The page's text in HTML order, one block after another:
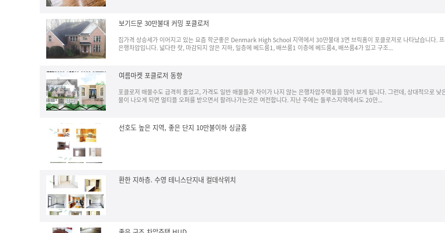
보기드문 30만불대 커밍 포클로저
집가격 상승세가 이어지고 있는 요즘 학군좋은 Denmark High School 지역에서 30만불대 3면 브릭홈이 포클로저로 나타났습니다.
은행차압입니다. 넓다란 랏, 마감되지 않은 지하, 일층에 베드룸1, 배쓰룸1 이층에 베드룸4, 배쓰룸4가 있고 구조...
여름마켓 포클로저 동향
포클로저 매물수도 급격히 줄었고, 가격도 일반 매물들과 차이가 나지 않는 은행차압주택들을 많이 보게 됩니다. 그런데, 상대적으로 낮
물이 나오게 되면 멀티플 오퍼를 받으면서 팔려나가는것은 여전합니다. 지난 주에는 둘루스지역에서도 20만...
선호도 높은 지역, 좋은 단지 10만불이하 싱글홈
환한 지하층. 수영 테니스단지내 컬데삭위치